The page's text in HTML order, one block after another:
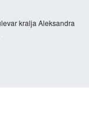
kralja Aleksandra